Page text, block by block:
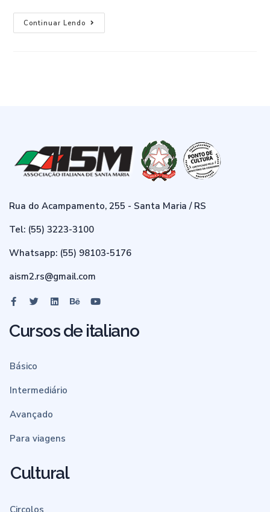
Continuar Lendo
Rua do Acampamento, 255 - Santa Maria / RS
Tel: (55) 3223-3100
Whatsapp: (55) 98103-5176
aism2.rs@gmail.com
Cursos de italiano
Básico
Intermediário
Avançado
Para viagens
Cultural